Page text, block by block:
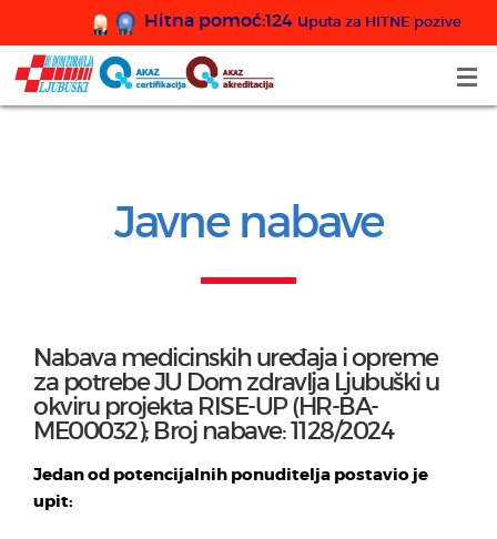
Hitna pomoć:124 uputa za HITNE pozive
Javne nabave
Nabava medicinskih uređaja i opreme
za potrebe JU Dom zdravlja Ljubuški u
okviru projekta RISE-UP (HR-BA-
ME00032); Broj nabave: 1128/2024
Jedan od potencijalnih ponuditelja postavio je
upit: